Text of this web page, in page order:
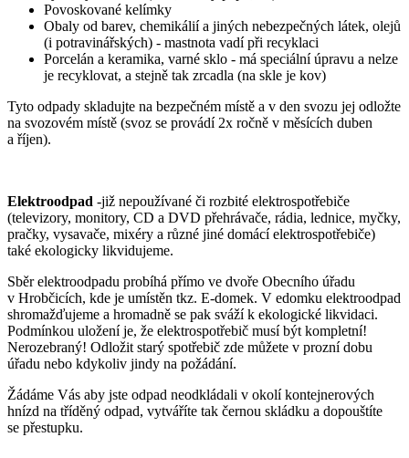
Povoskované kelímky
Obaly od barev, chemikálií a jiných nebezpečných látek, olejů
(i potravinářských) - mastnota vadí při recyklaci
Porcelán a keramika, varné sklo - má speciální úpravu a nelze
je recyklovat, a stejně tak zrcadla (na skle je kov)
Tyto odpady skladujte na bezpečném místě a v den svozu jej odložte
na svozovém místě (svoz se provádí 2x ročně v měsících duben
a říjen).
Elektroodpad -již nepoužívané či rozbité elektrospotřebiče
(televizory, monitory, CD a DVD přehrávače, rádia, lednice, myčky,
pračky, vysavače, mixéry a různé jiné domácí elektrospotřebiče)
také ekologicky likvidujeme.
Sběr elektroodpadu probíhá přímo ve dvoře Obecního úřadu
v Hrobčicích, kde je umístěn tkz. E-domek. V edomku elektroodpad
shromažďujeme a hromadně se pak sváží k ekologické likvidaci.
Podmínkou uložení je, že elektrospotřebič musí být kompletní!
Nerozebraný! Odložit starý spotřebič zde můžete v prozní dobu
úřadu nebo kdykoliv jindy na požádání.
Žádáme Vás aby jste odpad neodkládali v okolí kontejnerových
hnízd na tříděný odpad, vytváříte tak černou skládku a dopouštíte
se přestupku.